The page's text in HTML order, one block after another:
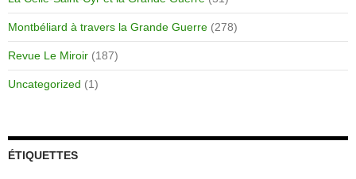
Montbéliard à travers la Grande Guerre (278)
Revue Le Miroir (187)
Uncategorized (1)
ÉTIQUETTES